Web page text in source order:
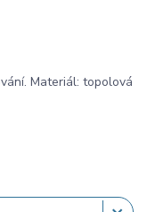
Materiál: topolová